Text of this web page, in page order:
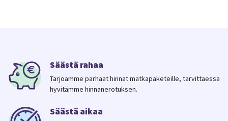
Säästä rahaa
Tarjoamme parhaat hinnat matkapaketeille, tarvittaessa
hyvitämme hinnanerotuksen.
Säästä aikaa